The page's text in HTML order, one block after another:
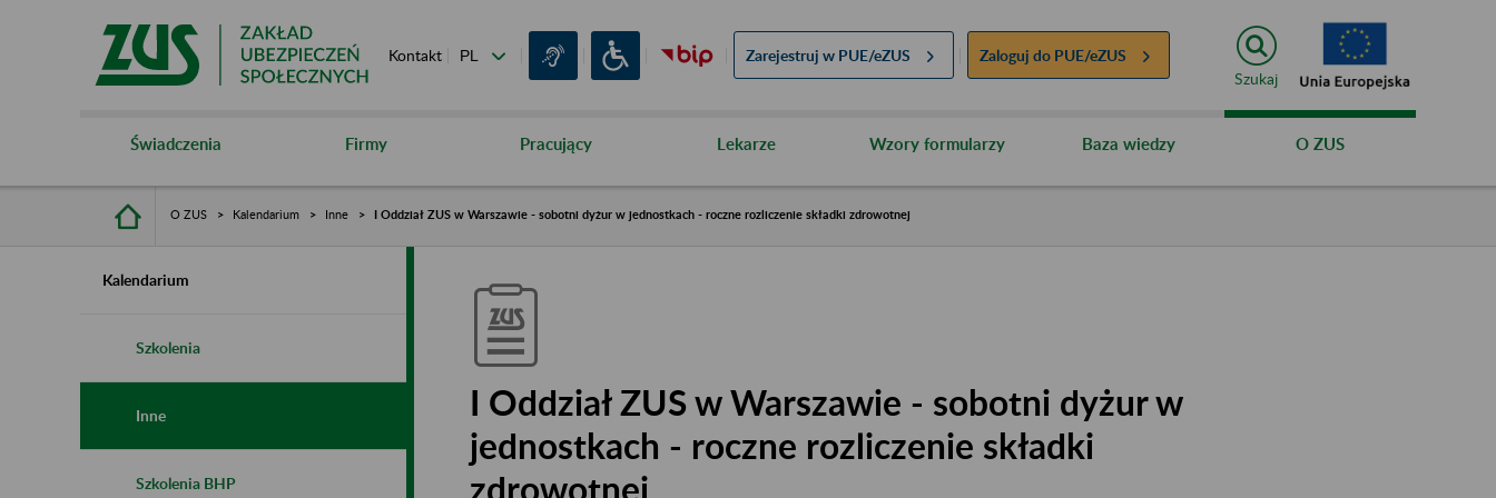
Kontakt Zarejestruj w PUE/eZUS Zaloguj do PUE/eZUS
Szukaj
Świadczenia Firmy Pracujący Lekarze Wzory formularzy Baza wiedzy O ZUS
O ZUS Kalendarium Inne I Oddział ZUS w Warszawie - sobotni dyżur w jednostkach - roczne rozliczenie składki zdrowotnej
Kalendarium
Szkolenia
Inne
Szkolenia BHP
I Oddział ZUS w Warszawie - sobotni dyżur w
jednostkach - roczne rozliczenie składki
zdrowotnej